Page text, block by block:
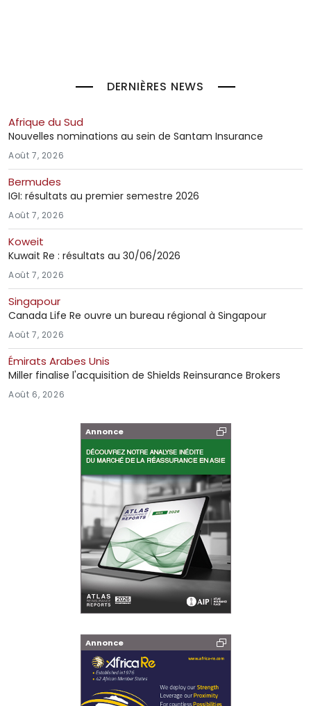
DERNIÈRES NEWS
Afrique du Sud
Nouvelles nominations au sein de Santam Insurance
Août 7, 2026
Bermudes
IGI: résultats au premier semestre 2026
Août 7, 2026
Koweit
Kuwait Re : résultats au 30/06/2026
Août 7, 2026
Singapour
Canada Life Re ouvre un bureau régional à Singapour
Août 7, 2026
Émirats Arabes Unis
Miller finalise l'acquisition de Shields Reinsurance Brokers
Août 6, 2026
Annonce
Annonce